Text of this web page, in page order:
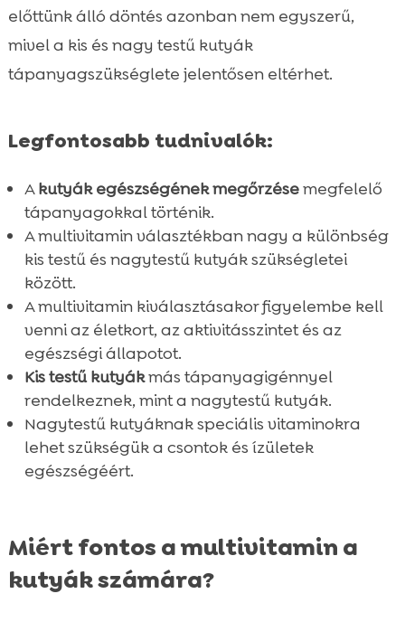
A multivitamin előnyei nagy testű
kutyáknak
 CricksyDog kutyaeledel ajánlások
 Kiegészítők nagy testű kutyáknak
 Egészségjavító Twinky vitaminok
 Chloé sampon és balzsam érzékeny bőrű
kutyáknak
Gyakran felmerülő kérdések a
kutyavitaminokról
Mikor kérdezzünk állatorvost?
 Összefoglaló
 Frequently Asked Questions (GYIK)
előttünk álló döntés azonban nem egyszerű,
mivel a kis és nagy testű kutyák
tápanyagszükséglete jelentősen eltérhet.
Legfontosabb tudnivalók:
Akutyák egészségének megőrzésemegfelelő
tápanyagokkal történik.
A multivitamin választékban nagy a különbség
kis testű és nagytestű kutyák szükségletei
között.
A multivitamin kiválasztásakor figyelembe kell
venni az életkort, az aktivitásszintet és az
egészségi állapotot.
Kis testű kutyákmás tápanyagigénnyel
rendelkeznek, mint a nagytestű kutyák.
Nagytestű kutyáknak speciális vitaminokra
lehet szükségük a csontok és ízületek
egészségéért.
Miért fontos a multivitamin a
kutyák számára?